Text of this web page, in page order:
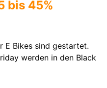
bis 45%
E Bikes sind gestartet.
werden in den Black